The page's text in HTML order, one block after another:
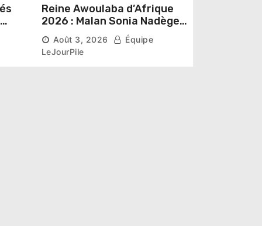
Reine Awoulaba d’Afrique
2026 : Malan Sonia Nadège
épouse N’Guessan décroche
la couronne
Août 3, 2026
Équipe
LeJourPile